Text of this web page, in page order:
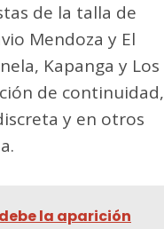
de la talla de
Mendoza y El
Kapanga y Los
de continuidad,
y en otros
la aparición